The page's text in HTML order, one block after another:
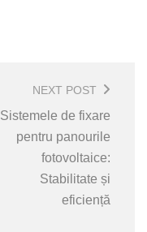
NEXT POST
Sistemele de fixare
pentru panourile
fotovoltaice:
Stabilitate și
eficiență